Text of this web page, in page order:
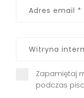
Zapamiętaj
podczas